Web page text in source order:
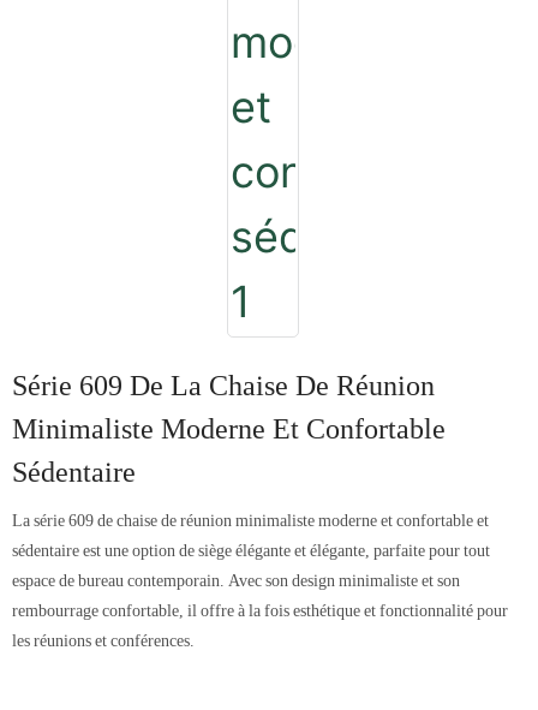
Série 609 De La Chaise De Réunion
Minimaliste Moderne Et Confortable
Sédentaire
La série 609 de chaise de réunion minimaliste moderne et confortable et
sédentaire est une option de siège élégante et élégante, parfaite pour tout
espace de bureau contemporain. Avec son design minimaliste et son
rembourrage confortable, il offre à la fois esthétique et fonctionnalité pour
les réunions et conférences.